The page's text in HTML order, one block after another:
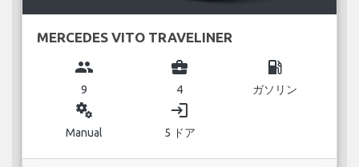
MERCEDES VITO TRAVELINER
group
9
business_center
4
local_gas_station
ガソリン
miscellaneous_services
Manual
login
5 ドア